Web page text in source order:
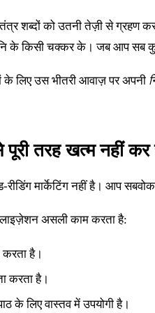
को उतनी तेज़ी से ग्रहण कर
के किसी चक्कर के। जब आप
के लिए उस भीतरी आवाज़ पर अपनी
पूरी तरह खत्म नहीं
रीडिंग मार्केटिंग नहीं है। आप
असली काम करता है:
है।
करता है।
के लिए वास्तव में उपयोगी है।